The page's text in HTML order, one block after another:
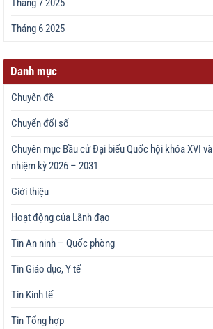
Tháng 7 2025
Tháng 6 2025
Danh mục
Chuyên đề
Chuyển đổi số
Chuyên mục Bầu cử Đại biểu Quốc hội khóa XVI
nhiệm kỳ 2026 – 2031
Giới thiệu
Hoạt động của Lãnh đạo
Tin An ninh – Quốc phòng
Tin Giáo dục, Y tế
Tin Kinh tế
Tin Tổng hợp